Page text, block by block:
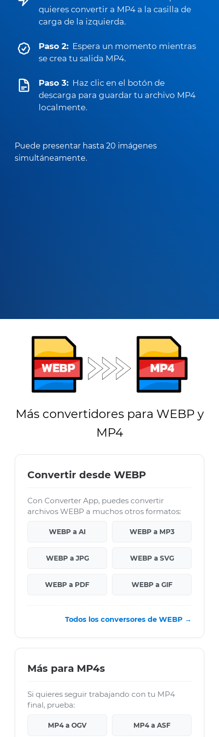
quieres convertir a MP4 a la casilla de
carga de la izquierda.
Paso 2: Espera un momento mientras
se crea tu salida MP4.
Paso 3: Haz clic en el botón de
descarga para guardar tu archivo MP4
localmente.
Puede presentar hasta 20 imágenes
simultáneamente.
Más convertidores para WEBP y
MP4
Convertir desde WEBP
Con Converter App, puedes convertir
archivos WEBP a muchos otros formatos:
WEBP a AI WEBP a MP3
WEBP a JPG WEBP a SVG
WEBP a PDF WEBP a GIF
Todos los conversores de WEBP →
Más para MP4s
Si quieres seguir trabajando con tu MP4
final, prueba:
MP4 a OGV MP4 a ASF